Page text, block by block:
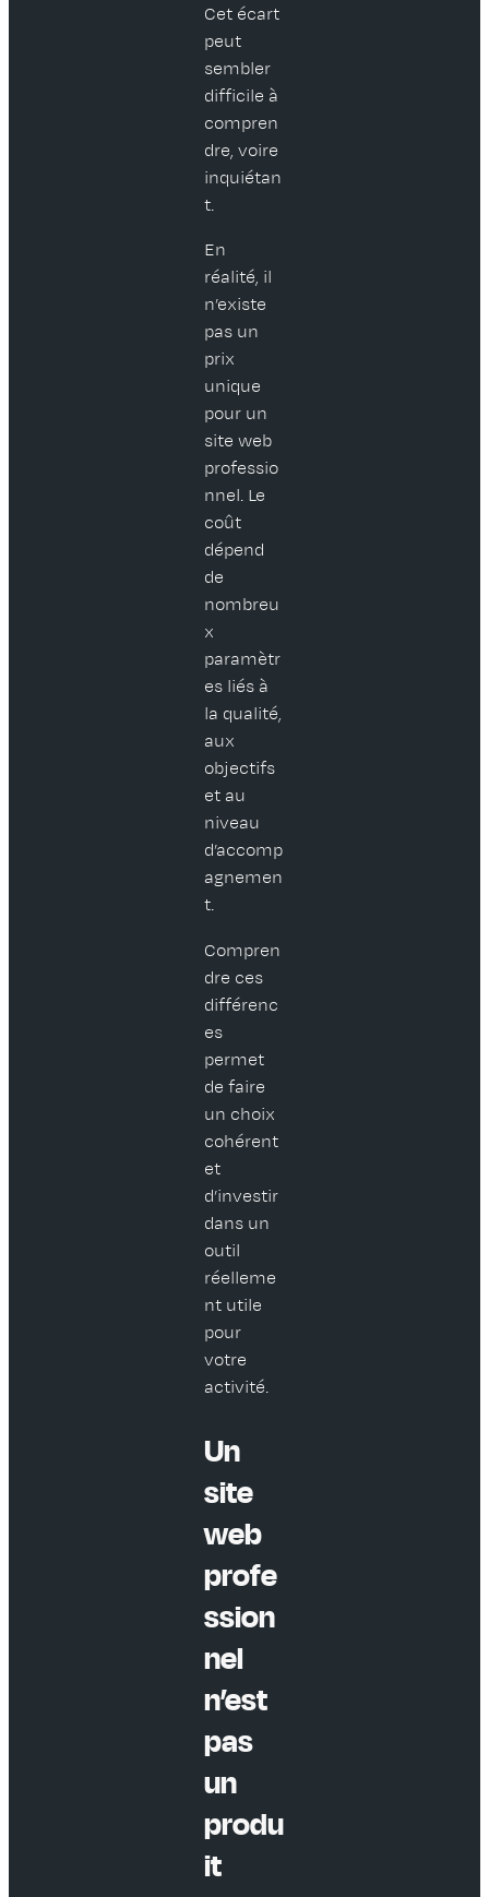
Cet écart
peut
sembler
difficile à
compren
dre, voire
inquiétan
t.
En
réalité, il
n’existe
pas un
prix
unique
pour un
site web
professio
nnel. Le
coût
dépend
de
nombreu
x
paramètr
es liés à
la qualité,
aux
objectifs
et au
niveau
d’accomp
agnemen
t.
Compren
dre ces
différenc
es
permet
de faire
un choix
cohérent
et
d’investir
dans un
outil
réelleme
nt utile
pour
votre
activité.
Un
site
web
profe
ssion
nel
n’est
pas
un
produ
it